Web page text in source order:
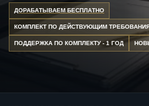
ДОРАБАТЫВАЕМ БЕСПЛАТНО
КОМПЛЕКТ ПО ДЕЙСТВУЮЩИМ
ПОДДЕРЖКА ПО КОМПЛЕКТУ - 1 ГОД